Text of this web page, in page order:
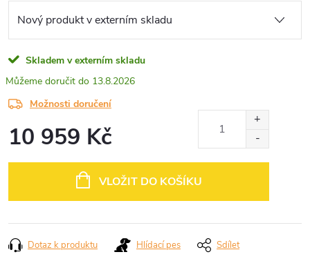
Skladem v externím skladu
13.8.2026
Možnosti doručení
10 959 Kč
VLOŽIT DO KOŠÍKU
Dotaz k produktu Hlídací pes Sdílet